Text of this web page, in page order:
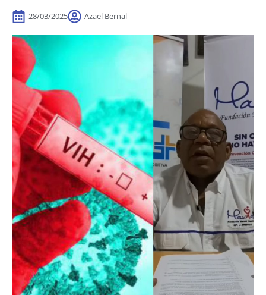
28/03/2025 Azael Bernal